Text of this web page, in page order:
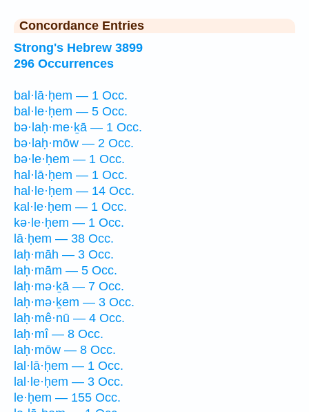
Concordance Entries
Strong's Hebrew 3899
296 Occurrences
bal·lā·ḥem — 1 Occ.
bal·le·ḥem — 5 Occ.
bə·laḥ·me·ḵā — 1 Occ.
bə·laḥ·mōw — 2 Occ.
bə·le·ḥem — 1 Occ.
hal·lā·ḥem — 1 Occ.
hal·le·ḥem — 14 Occ.
kal·le·ḥem — 1 Occ.
kə·le·ḥem — 1 Occ.
lā·ḥem — 38 Occ.
laḥ·māh — 3 Occ.
laḥ·mām — 5 Occ.
laḥ·mə·ḵā — 7 Occ.
laḥ·mə·ḵem — 3 Occ.
laḥ·mê·nū — 4 Occ.
laḥ·mî — 8 Occ.
laḥ·mōw — 8 Occ.
lal·lā·ḥem — 1 Occ.
lal·le·ḥem — 3 Occ.
le·ḥem — 155 Occ.